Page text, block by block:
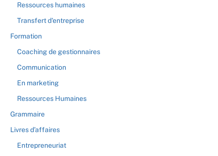
Ressources humaines
Transfert d'entreprise
Formation
Coaching de gestionnaires
Communication
En marketing
Ressources Humaines
Grammaire
Livres d’affaires
Entrepreneuriat